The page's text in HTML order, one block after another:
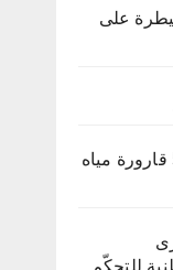
على
نابل: حجز أكثر من 5000 قارورة مياه